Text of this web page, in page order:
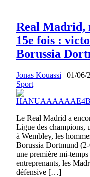
Real Madrid,
15e fois :
Borussia
Jonas Kouassi | 01/06/
Sport
Le Real Madrid a
Ligue des champions,
à Wembley, les
Borussia Dortmund
une première mi-
entreprenants, les
défensive […]